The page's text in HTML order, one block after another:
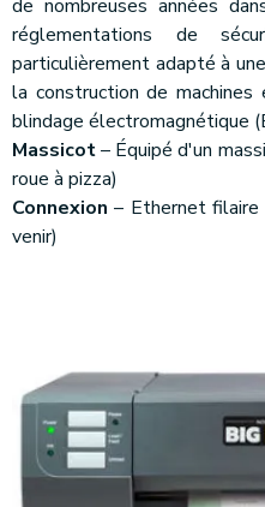
de nombreuses années
réglementations de
particulièrement adapté à
la construction de
blindage électromagnétique
Massicot– Équipé d'un
roue à pizza)
Connexion – Ethernet filaire
venir)